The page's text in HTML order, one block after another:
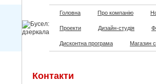
Головна Про компанію
Проекти Дизайн-студія
Дисконтна програма Магазин
Контакти